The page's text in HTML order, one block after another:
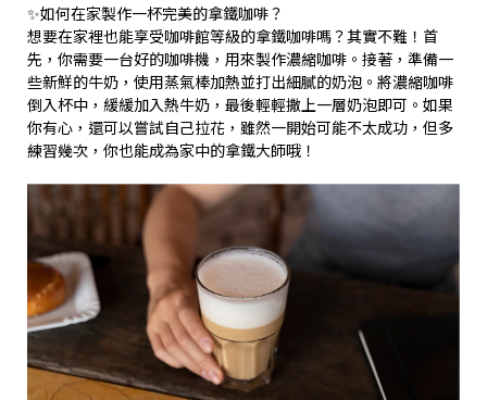
✨如何在家製作一杯完美的拿鐵咖啡？
想要在家裡也能享受咖啡館等級的拿鐵咖啡嗎？其實不難！首
先，你需要一台好的咖啡機，用來製作濃縮咖啡。接著，準備一
些新鮮的牛奶，使用蒸氣棒加熱並打出細膩的奶泡。將濃縮咖啡
倒入杯中，緩緩加入熱牛奶，最後輕輕撒上一層奶泡即可。如果
你有心，還可以嘗試自己拉花，雖然一開始可能不太成功，但多
練習幾次，你也能成為家中的拿鐵大師哦！